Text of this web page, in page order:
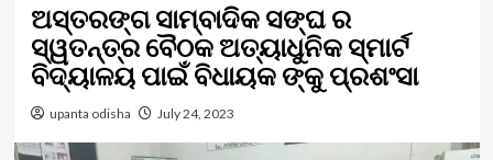
ଅସ୍ତରଙ୍ଗ ସାମ୍ବାଦିକ ସଙ୍ଘ ର
ସ୍ୱତନ୍ତ୍ର ବୈଠକ ଅତ୍ୟାଧୁନିକ ସ୍ମାର୍ଟ
ବିଦ୍ୟାଳୟ ପାଇଁ ବିଧାୟକ ଙ୍କୁ ପ୍ରଶଂସା
upanta odisha July 24, 2023